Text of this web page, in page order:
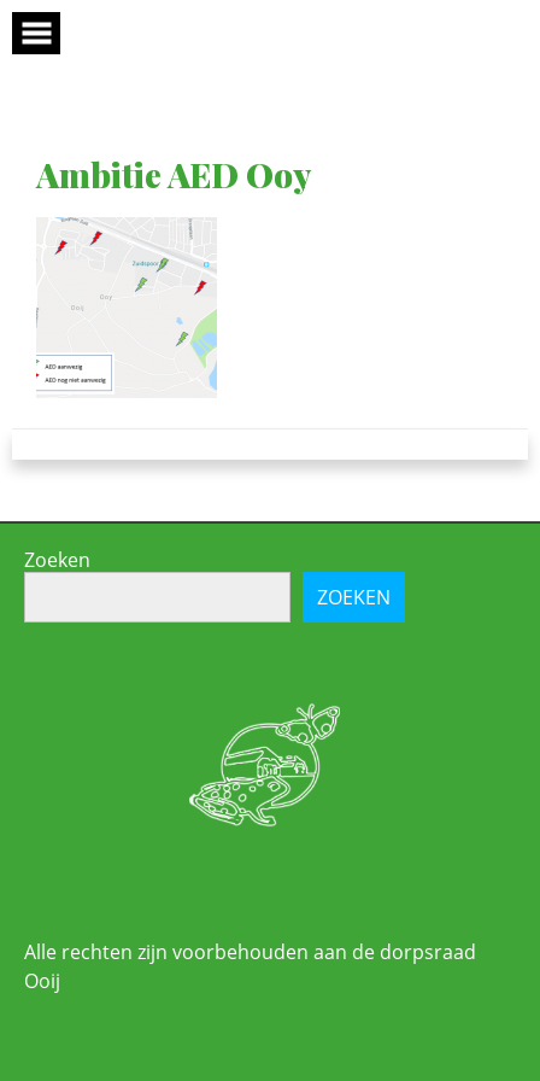
Skip
content
Ambitie AED Ooy
Zoeken
ZOEKEN
Alle rechten zijn voorbehouden aan de dorpsraad
Ooij